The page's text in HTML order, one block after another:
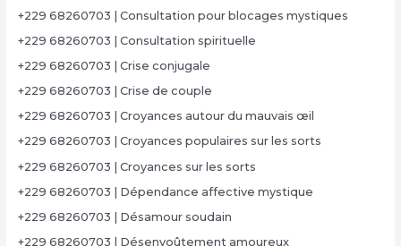
+229 68260703 | Consultation pour blocages mystiques
+229 68260703 | Consultation spirituelle
+229 68260703 | Crise conjugale
+229 68260703 | Crise de couple
+229 68260703 | Croyances autour du mauvais œil
+229 68260703 | Croyances populaires sur les sorts
+229 68260703 | Croyances sur les sorts
+229 68260703 | Dépendance affective mystique
+229 68260703 | Désamour soudain
+229 68260703 | Désenvoûtement amoureux